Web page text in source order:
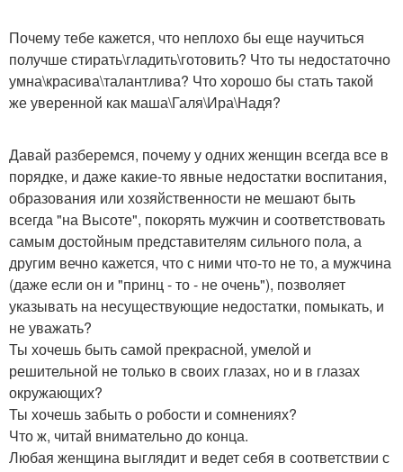
Почему тебе кажется, что неплохо бы еще научиться
получше стирать\гладить\готовить? Что ты недостаточно
умна\красива\талантлива? Что хорошо бы стать такой
же уверенной как маша\Галя\Ира\Надя?
Давай разберемся, почему у одних женщин всегда все в
порядке, и даже какие-то явные недостатки воспитания,
образования или хозяйственности не мешают быть
всегда "на Высоте", покорять мужчин и соответствовать
самым достойным представителям сильного пола, а
другим вечно кажется, что с ними что-то не то, а мужчина
(даже если он и "принц - то - не очень"), позволяет
указывать на несуществующие недостатки, помыкать, и
не уважать?
Ты хочешь быть самой прекрасной, умелой и
решительной не только в своих глазах, но и в глазах
окружающих?
Ты хочешь забыть о робости и сомнениях?
Что ж, читай внимательно до конца.
Любая женщина выглядит и ведет себя в соответствии с